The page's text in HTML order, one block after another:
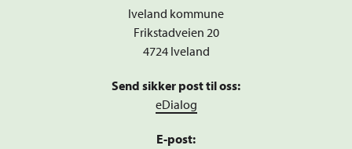
Iveland kommune
Frikstadveien 20
4724 Iveland
Send sikker post til oss:
eDialog
E-post: